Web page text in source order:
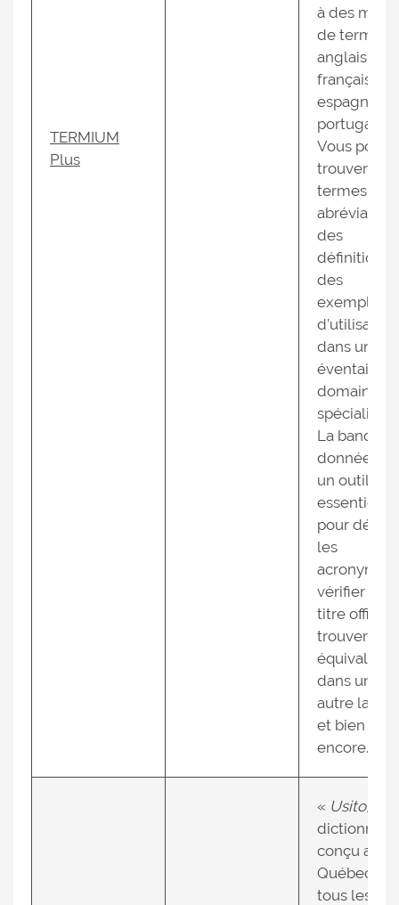
TERMIUM
Plus
à des
de termes
anglais,
français,
espagnol et
portugais.
Vous
trouver des
termes, des
des
définitions
des
exemples
d’utilisation
dans un
éventail de
domaines
spécialisés.
La banque
données
un outil
essentiel
pour
les
acronymes,
vérifier un
titre officiel,
trouver un
équivalent
dans une
autre
et bien plus
encore. »
« Usito, un
dictionnaire
conçu au
Québec
tous les